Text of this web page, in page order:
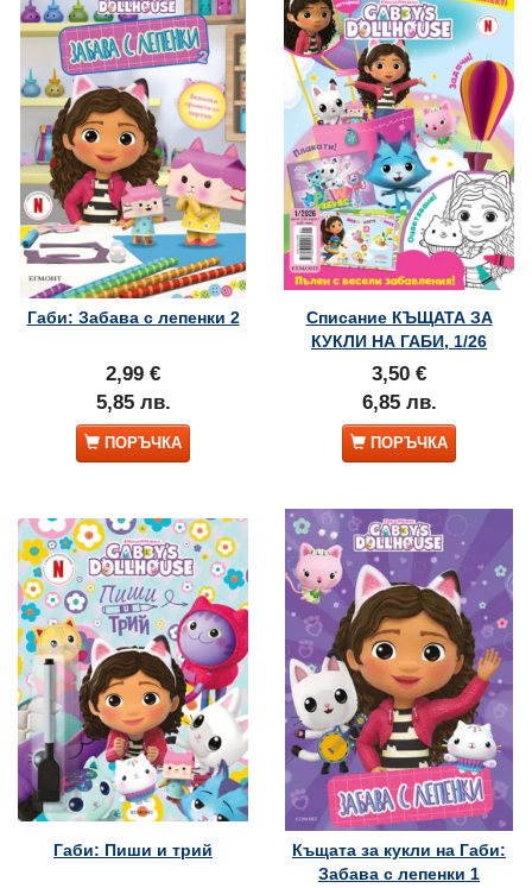
Габи: Забава с лепенки 2
2,99 €
5,85 лв.
ПОРЪЧКА
Списание КЪЩАТА ЗА
КУКЛИ НА ГАБИ, 1/26
3,50 €
6,85 лв.
ПОРЪЧКА
Габи: Пиши и трий
Къщата за кукли на Габи:
Забава с лепенки 1